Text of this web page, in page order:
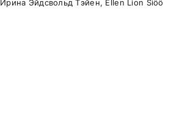
Ирина Эйдсвольд Тэйен, Ellen Lion Siöö